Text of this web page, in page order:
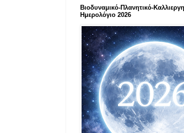
Βιοδυναμικό-Πλανητικό-
Ημερολόγιο 2026